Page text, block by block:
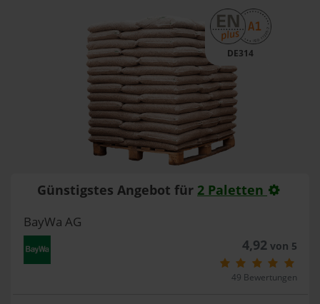
DE314
Günstigstes Angebot für 2 Paletten
BayWa AG
4,92von 5
49 Bewertungen